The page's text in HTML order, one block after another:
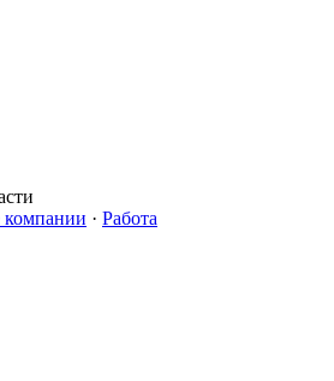
компании · Работа